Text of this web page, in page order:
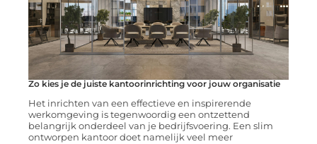
Zo kies je de juiste kantoorinrichting voor jouw organisatie
Het inrichten van een effectieve en inspirerende
werkomgeving is tegenwoordig een ontzettend
belangrijk onderdeel van je bedrijfsvoering. Een slim
ontworpen kantoor doet namelijk veel meer